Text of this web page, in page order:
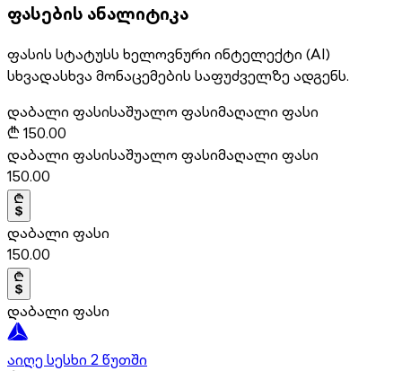
ფასების ანალიტიკა
ფასის სტატუსს ხელოვნური ინტელექტი (AI)
სხვადასხვა მონაცემების საფუძველზე ადგენს.
დაბალი ფასისაშუალო ფასიმაღალი ფასი
₾ 150.00
დაბალი ფასისაშუალო ფასიმაღალი ფასი
150.00
დაბალი ფასი
150.00
დაბალი ფასი
აიღე სესხი 2 წუთში